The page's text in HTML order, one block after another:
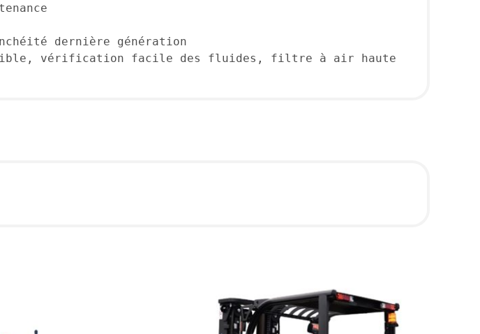
dernière génération
vérification facile des fluides, filtre à air haute